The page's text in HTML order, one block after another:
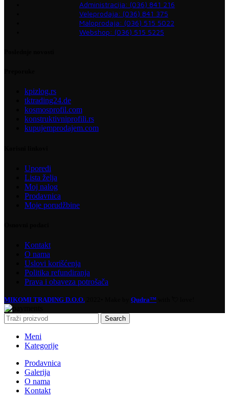
Administracija: (036) 841 216
Veleprodaja: (036) 841 375
Maloprodaja: (036) 515 5022
Webshop: (036) 515 5225
kpizlog.rs
tktrading24.de
kosmosprofil.com
konstruktivniprofili.rs
kupujemprodajem.com
Uporedi
Lista želja
Moj nalog
Prodavnica
Moje porudžbine
Kontakt
O nama
Uslovi korišćenja
Politika refundiranja
Prava i obaveza potrošača
MIKOMI TRADING D.O.O. Qudra™
Search
Meni
Kategorije
Prodavnica
Galerija
O nama
Kontakt